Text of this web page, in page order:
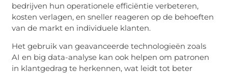
bedrijven hun operationele efficiëntie verbeteren,
kosten verlagen, en sneller reageren op de behoeften
van de markt en individuele klanten.
Het gebruik van geavanceerde technologieën zoals
AI en big data-analyse kan ook helpen om patronen
in klantgedrag te herkennen, wat leidt tot beter